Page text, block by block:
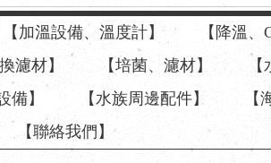
【加溫設備、溫度計】 【降溫
濾材】 【培菌、濾材】
備】 【水族周邊配件】 【
【聯絡我們】